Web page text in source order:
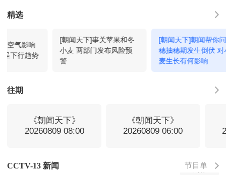
精选
空气影响
呈下行趋势
[朝闻天下]事关苹果和冬
小麦 两部门发布风险预
警
[朝闻天下]朝闻帮你
穗抽穗期发生倒伏 对
麦生长有何影响
往期
《朝闻天下》
20260809 08:00
《朝闻天下》
20260809 06:00
CCTV-13 新闻 节目单
05:00
06:00 新闻直播间 回看
回看
新闻直播间
09:00 新闻直播间 回看